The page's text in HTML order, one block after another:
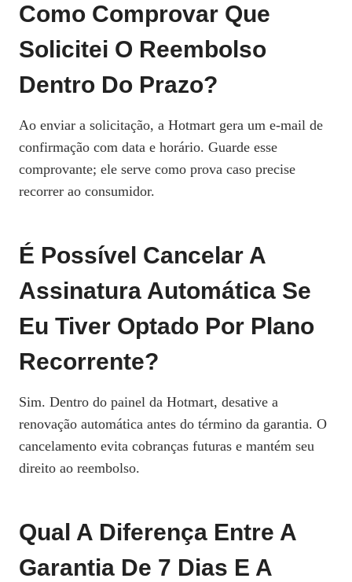
Como Comprovar Que
Solicitei O Reembolso
Dentro Do Prazo?
Ao enviar a solicitação, a Hotmart gera um e‑mail de
confirmação com data e horário. Guarde esse
comprovante; ele serve como prova caso precise
recorrer ao consumidor.
É Possível Cancelar A
Assinatura Automática Se
Eu Tiver Optado Por Plano
Recorrente?
Sim. Dentro do painel da Hotmart, desative a
renovação automática antes do término da garantia. O
cancelamento evita cobranças futuras e mantém seu
direito ao reembolso.
Qual A Diferença Entre A
Garantia De 7 Dias E A